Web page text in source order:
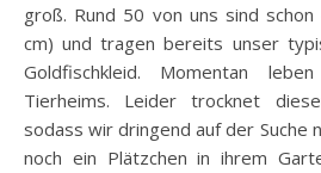
groß. Rund 50 von uns sind
cm) und tragen bereits unser
Goldfischkleid. Momentan
Tierheims. Leider trocknet
sodass wir dringend auf der Suche
noch ein Plätzchen in ihrem